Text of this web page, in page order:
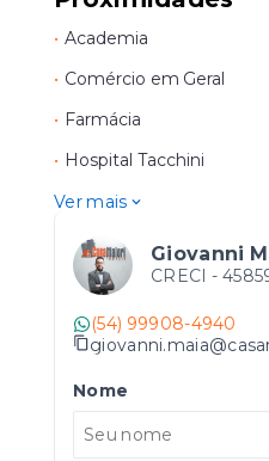
• Academia
• Comércio em Geral
• Farmácia
• Hospital Tacchini
Ver mais
Giovanni
CRECI -
(54) 99908-4940
Nome